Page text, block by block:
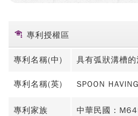
專利授權區
專利名稱(中) 具有弧狀溝槽的
專利名稱(英) SPOON
專利家族 中華民國：